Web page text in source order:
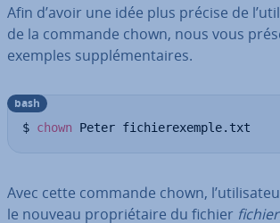
Afin d’avoir une idée plus précise de
de la commande chown, nous vous
exemples sup­plé­men­taires.
$ chown Peter fichierexemple.txt
bash
Avec cette commande chown,
le nouveau pro­prié­taire du fichier